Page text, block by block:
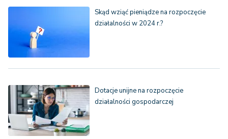
Skąd wziąć pieniądze na rozpoczęcie
działalności w 2024 r.?
Dotacje unijne na rozpoczęcie
działalności gospodarczej